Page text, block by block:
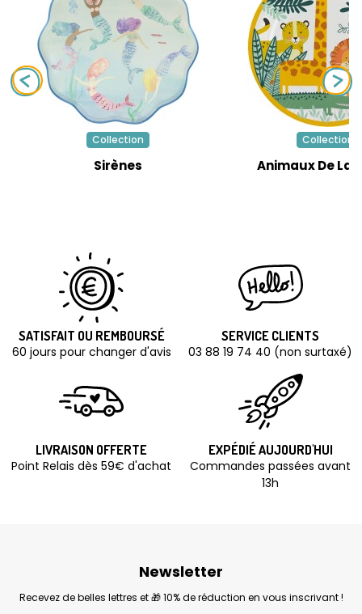
Collection
Sirènes
Collection
Animaux De La
SATISFAIT OU REMBOURSÉ
60 jours pour changer d'avis
SERVICE CLIENTS
03 88 19 74 40 (non surtaxé)
LIVRAISON OFFERTE
Point Relais dès 59€ d'achat
EXPÉDIÉ AUJOURD'HUI
Commandes passées avant
13h
Newsletter
Recevez de belles lettres et 🎁 10% de réduction en vous inscrivant !